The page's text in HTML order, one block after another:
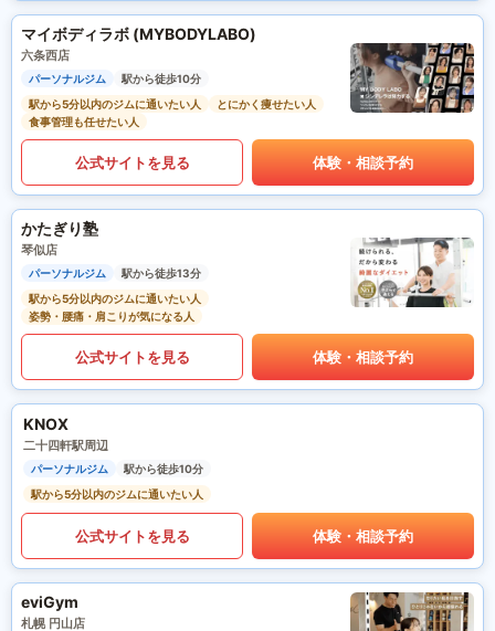
マイボディラボ (MYBODYLABO)
六条西店
パーソナルジム
駅から徒歩10分
駅から5分以内のジムに通いたい人
とにかく痩せたい人
食事管理も任せたい人
公式サイトを見る 体験・相談予約
かたぎり塾
琴似店
パーソナルジム
駅から徒歩13分
駅から5分以内のジムに通いたい人
姿勢・腰痛・肩こりが気になる人
公式サイトを見る 体験・相談予約
KNOX
二十四軒駅周辺
パーソナルジム
駅から徒歩10分
駅から5分以内のジムに通いたい人
公式サイトを見る 体験・相談予約
eviGym
札幌 円山店